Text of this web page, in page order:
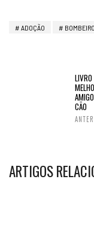
ADOÇÃO
CÃO
ARTIGOS